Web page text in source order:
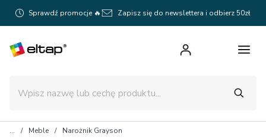
Sprawdź promocje 🔥 Zapisz się do newslettera i odbierz 50zł
Meble Narożnik Grayson